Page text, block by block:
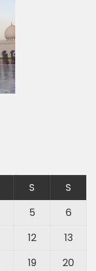
S
S
5
6
12
13
19
20